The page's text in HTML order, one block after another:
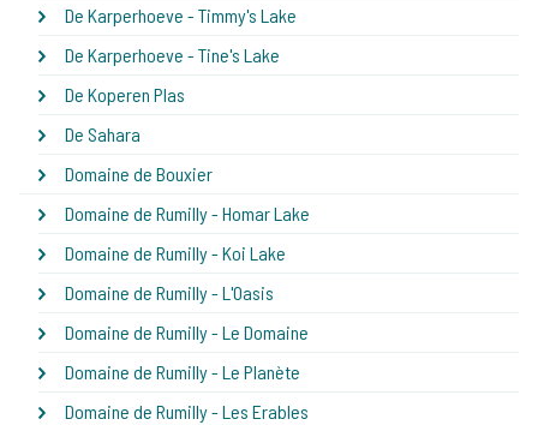
De Karperhoeve - Timmy's Lake
De Karperhoeve - Tine's Lake
De Koperen Plas
De Sahara
Domaine de Bouxier
Domaine de Rumilly - Homar Lake
Domaine de Rumilly - Koi Lake
Domaine de Rumilly - L'Oasis
Domaine de Rumilly - Le Domaine
Domaine de Rumilly - Le Planète
Domaine de Rumilly - Les Erables